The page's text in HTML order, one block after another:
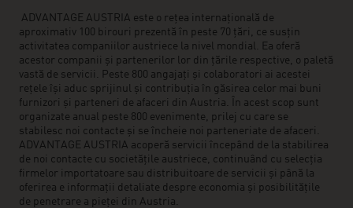
ADVANTAGE AUSTRIA este o rețea internațională de
aproximativ 100 birouri prezentă în peste 70 țări, ce susțin
activitatea companiilor austriece la nivel mondial. Ea oferă
acestor companii și partenerilor lor din țările respective, o paletă
vastă de servicii. Peste 800 angajați și colaboratori ai acestei
rețele își aduc sprijinul și contribuția în găsirea celor mai buni
furnizori și parteneri de afaceri din Austria. În acest scop sunt
organizate anual peste 800 evenimente, prilej cu care se
stabilesc noi contacte și se încheie noi parteneriate de afaceri.
ADVANTAGE AUSTRIA acoperă servicii începând de la stabilirea
de noi contacte cu societățile austriece, continuând cu selecția
firmelor importatoare sau distribuitoare de servicii și până la
oferirea e informații detaliate despre economia și posibilitățile
de penetrare a pieței din Austria.